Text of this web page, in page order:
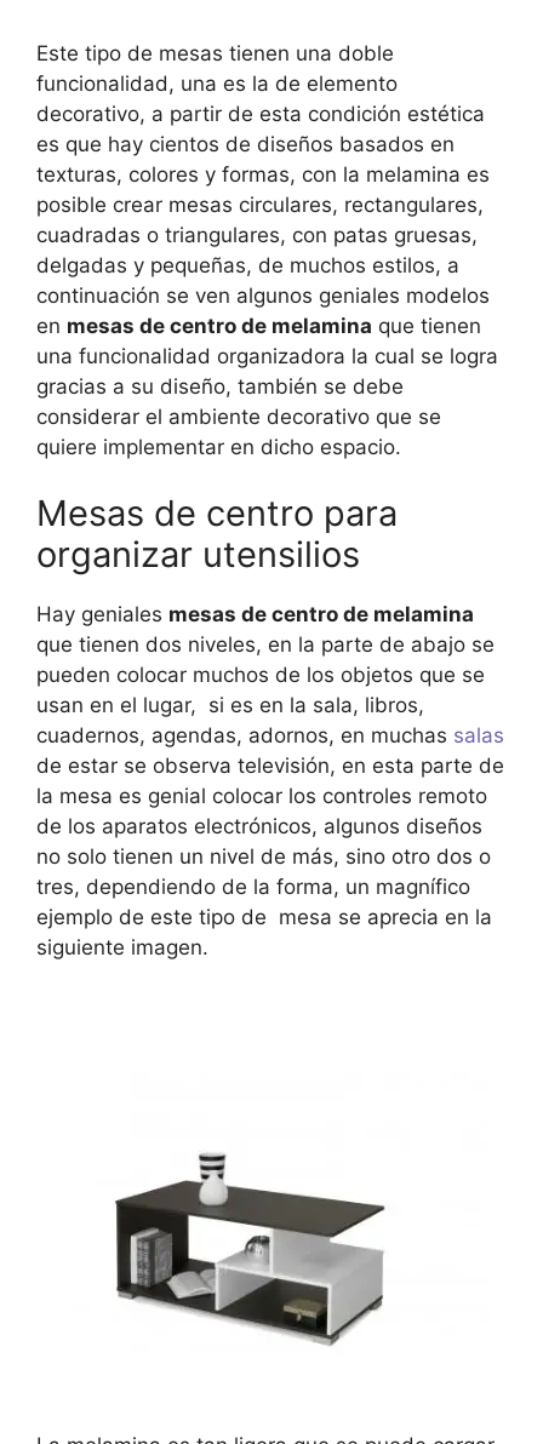
Este tipo de mesas tienen una doble
funcionalidad, una es la de elemento
decorativo, a partir de esta condición estética
es que hay cientos de diseños basados en
texturas, colores y formas, con la melamina es
posible crear mesas circulares, rectangulares,
cuadradas o triangulares, con patas gruesas,
delgadas y pequeñas, de muchos estilos, a
continuación se ven algunos geniales modelos
en mesas de centro de melamina que tienen
una funcionalidad organizadora la cual se logra
gracias a su diseño, también se debe
considerar el ambiente decorativo que se
quiere implementar en dicho espacio.
Mesas de centro para
organizar utensilios
Hay geniales mesas de centro de melamina
que tienen dos niveles, en la parte de abajo se
pueden colocar muchos de los objetos que se
usan en el lugar, si es en la sala, libros,
cuadernos, agendas, adornos, en muchas salas
de estar se observa televisión, en esta parte de
la mesa es genial colocar los controles remoto
de los aparatos electrónicos, algunos diseños
no solo tienen un nivel de más, sino otro dos o
tres, dependiendo de la forma, un magnífico
ejemplo de este tipo de mesa se aprecia en la
siguiente imagen.